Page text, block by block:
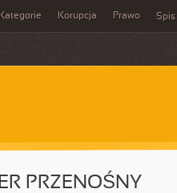
Kategorie Korupcja Prawo Spis
PRZENOŚNY